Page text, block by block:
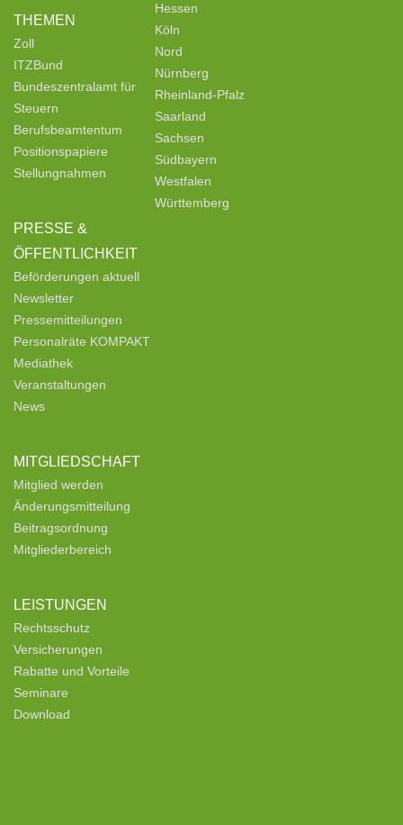
THEMEN
Zoll
ITZBund
Bundeszentralamt für
Steuern
Berufsbeamtentum
Positionspapiere
Stellungnahmen
PRESSE &
ÖFFENTLICHKEIT
Beförderungen aktuell
Newsletter
Pressemitteilungen
Personalräte KOMPAKT
Mediathek
Veranstaltungen
News
MITGLIEDSCHAFT
Mitglied werden
Änderungsmitteilung
Beitragsordnung
Mitgliederbereich
LEISTUNGEN
Rechtsschutz
Versicherungen
Rabatte und Vorteile
Seminare
Download
Hessen
Köln
Nord
Nürnberg
Rheinland-Pfalz
Saarland
Sachsen
Südbayern
Westfalen
Württemberg